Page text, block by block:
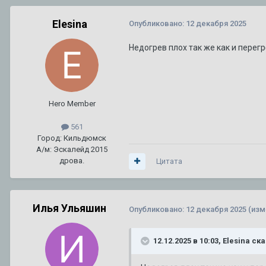
Elesina
Hero Member
561
Город: Кильдюмск
А/м: Эскалейд 2015
дрова.
Опубликовано: 12 декабря 2025
Недогрев плох так же как и
Цитата
Илья Ульяшин Опубликовано: 12 декабря 2025
12.12.2025 в 10:03, Elesina